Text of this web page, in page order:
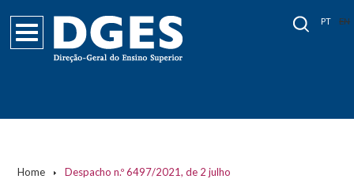
PT EN
Home Despacho n.º 6497/2021, de 2 julho